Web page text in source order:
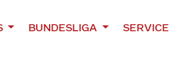
BUNDESLIGA SERVICE